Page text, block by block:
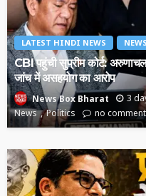
LATEST HINDI NEWS NEWS
CBI पहुंची सुप्रीम कोर्ट:
जांच में असहयोग का आरोप
News Box Bharat 3
News
Politics no comment